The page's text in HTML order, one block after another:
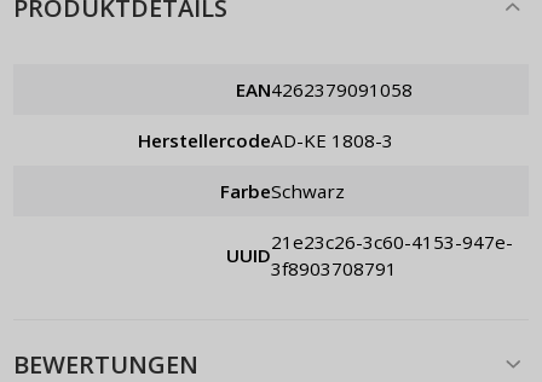
PRODUKTDETAILS
EAN 4262379091058
Herstellercode AD-KE 1808-3
Farbe schwarz
UUID
21e23c26-3c60-4153-947e-
3f8903708791
BEWERTUNGEN